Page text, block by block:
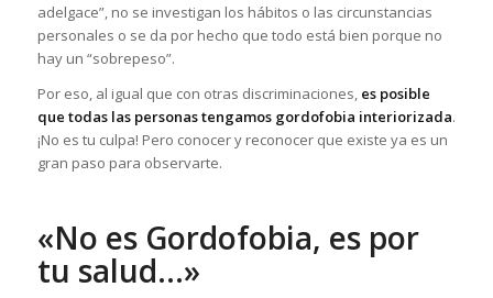
adelgace”, no se investigan los hábitos o las circunstancias
personales o se da por hecho que todo está bien porque no
hay un “sobrepeso”.
Por eso, al igual que con otras discriminaciones, es posible
que todas las personas tengamos gordofobia interiorizada.
¡No es tu culpa! Pero conocer y reconocer que existe ya es un
gran paso para observarte.
«No es Gordofobia, es por
tu salud…»